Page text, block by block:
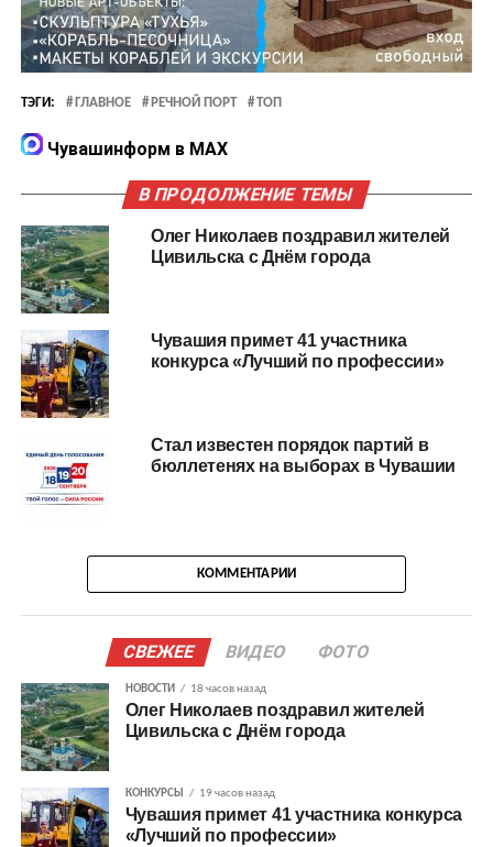
ТЭГИ: ГЛАВНОЕ РЕЧНОЙ ПОРТ ТОП
Чувашинформ в MAX
В ПРОДОЛЖЕНИЕ ТЕМЫ
Олег Николаев поздравил жителей
Цивильска с Днём города
Чувашия примет 41 участника
конкурса «Лучший по профессии»
Стал известен порядок партий в
бюллетенях на выборах в Чувашии
КОММЕНТАРИИ
СВЕЖЕЕ ВИДЕО ФОТО
НОВОСТИ 18 часов назад
Олег Николаев поздравил жителей
Цивильска с Днём города
КОНКУРСЫ 19 часов назад
Чувашия примет 41 участника конкурса
«Лучший по профессии»